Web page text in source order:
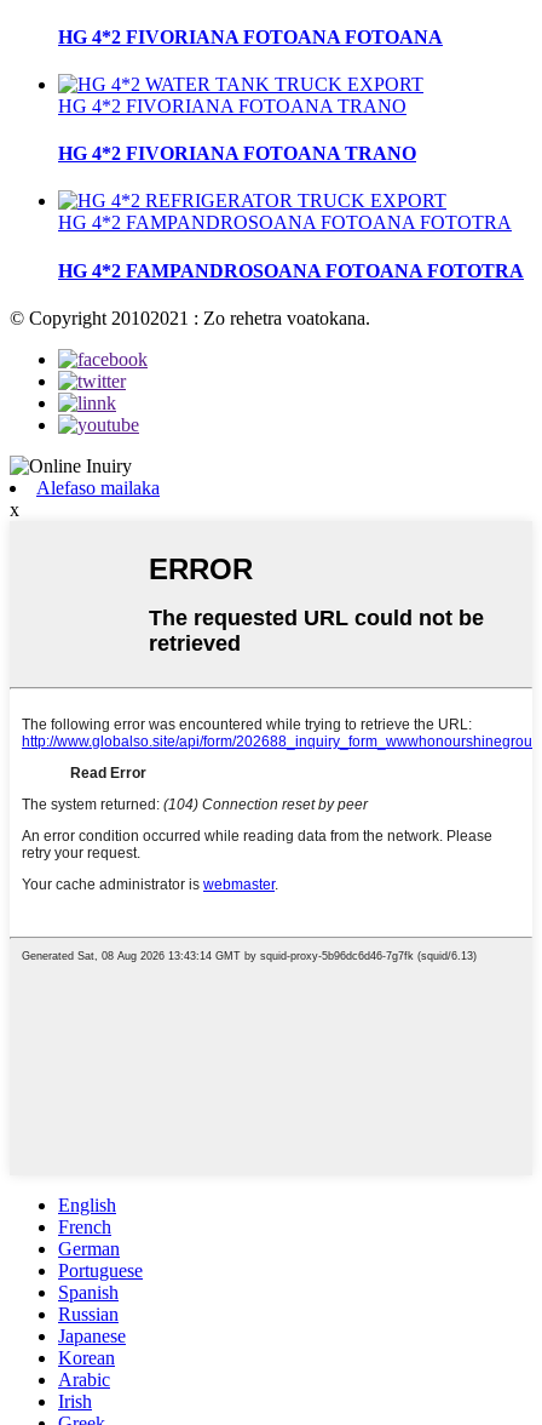
HG 4*2 FIVORIANA FOTOANA FOTOANA
HG 4*2 FIVORIANA FOTOANA TRANO
HG 4*2 FIVORIANA FOTOANA TRANO
HG 4*2 FAMPANDROSOANA FOTOANA FOTOTRA
HG 4*2 FAMPANDROSOANA FOTOANA FOTOTRA
© Copyright 20102021 : Zo rehetra voatokana.
Alefaso mailaka
x
English
French
German
Portuguese
Spanish
Russian
Japanese
Korean
Arabic
Irish